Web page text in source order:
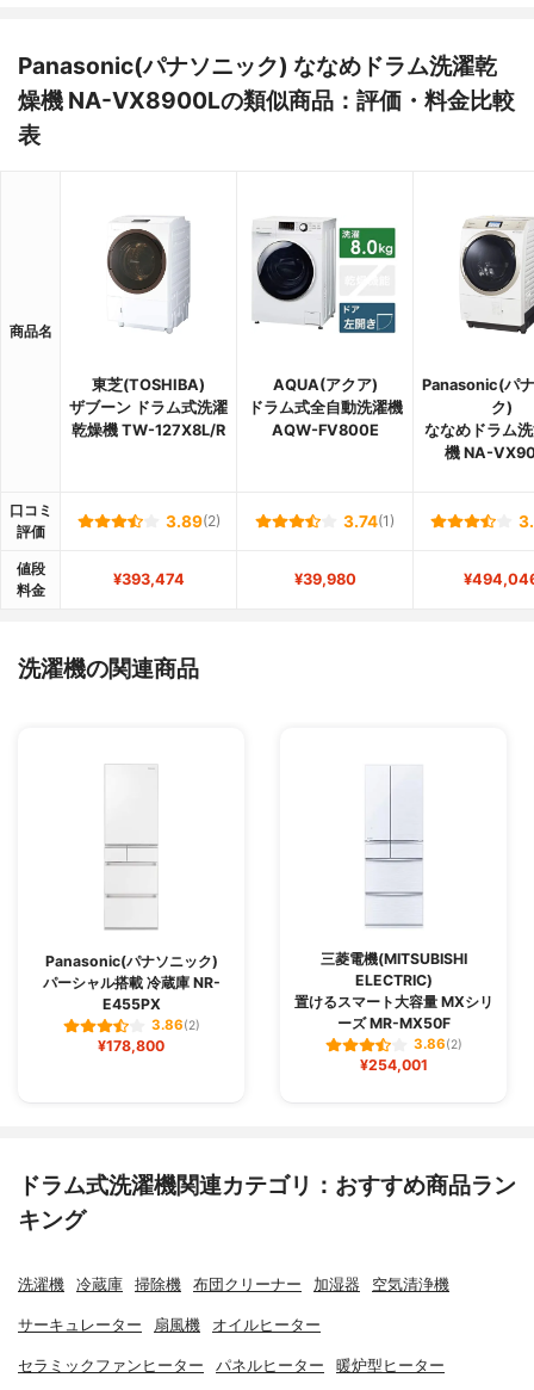
Panasonic(パナソニック) ななめドラム洗濯乾
燥機 NA-VX8900Lの類似商品：評価・料金比較
表
商品名
東芝(TOSHIBA)
ザブーン ドラム式洗濯
乾燥機 TW-127X8L/R
AQUA(アクア)
ドラム式全自動洗濯機
AQW-FV800E
Panasonic(パ
ク)
ななめドラム
機 NA-
口コミ
評価
3.89(2) 3.74(1)
値段
料金
¥393,474 ¥39,980
洗濯機の関連商品
Panasonic(パナソニック)
パーシャル搭載 冷蔵庫 NR-
E455PX
3.86(2)
¥178,800
三菱電機(MITSUBISHI
ELECTRIC)
置けるスマート大容量 MXシリ
ーズ MR-MX50F
3.86(2)
¥254,001
ドラム式洗濯機関連カテゴリ：おすすめ商品ラン
キング
洗濯機 冷蔵庫 掃除機 布団クリーナー 加湿器 空気清浄機
サーキュレーター 扇風機 オイルヒーター
セラミックファンヒーター パネルヒーター 暖炉型ヒーター